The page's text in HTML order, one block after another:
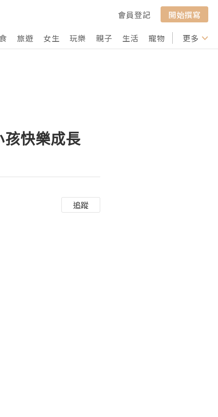
會員登記
開始撰寫
旅遊 女生 玩樂 親子 生活 寵物 行山 打卡
更多
快樂成長
追蹤